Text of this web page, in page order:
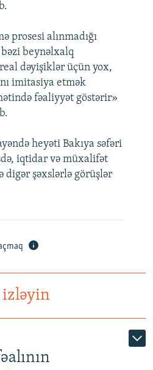
prosesi alınmadığı
beynəlxalq
dəyişiklər üçün yox,
imitasiya etmək
fəaliyyət göstərir»
heyəti Bakıya səfəri
iqtidar və müxalifət
digər şəxslərlə görüşlər